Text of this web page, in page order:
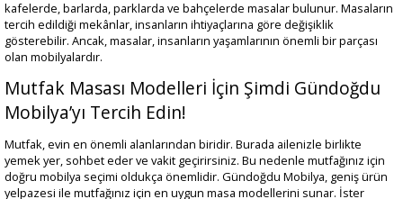
kafelerde, barlarda, parklarda ve bahçelerde masalar bulunur. Masaların
tercih edildiği mekânlar, insanların ihtiyaçlarına göre değişiklik
gösterebilir. Ancak, masalar, insanların yaşamlarının önemli bir parçası
olan mobilyalardır.
Mutfak Masası Modelleri İçin Şimdi Gündoğdu
Mobilya’yı Tercih Edin!
Mutfak, evin en önemli alanlarından biridir. Burada ailenizle birlikte
yemek yer, sohbet eder ve vakit geçirirsiniz. Bu nedenle mutfağınız için
doğru mobilya seçimi oldukça önemlidir. Gündoğdu Mobilya, geniş ürün
yelpazesi ile mutfağınız için en uygun masa modellerini sunar. İster